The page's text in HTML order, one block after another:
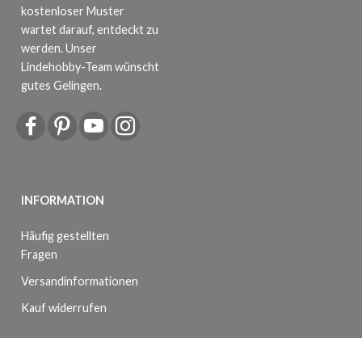
kostenloser Muster
wartet darauf, entdeckt zu
werden. Unser
Lindehobby-Team wünscht
gutes Gelingen.
INFORMATION
Häufig gestellten
Fragen
Versandinformationen
Kauf widerrufen